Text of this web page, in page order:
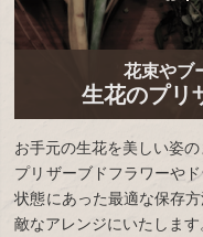
花束やブ
生花のプリ
お手元の生花を美しい姿
プリザーブドフラワーや
状態にあった最適な保存
敵なアレンジにいたします